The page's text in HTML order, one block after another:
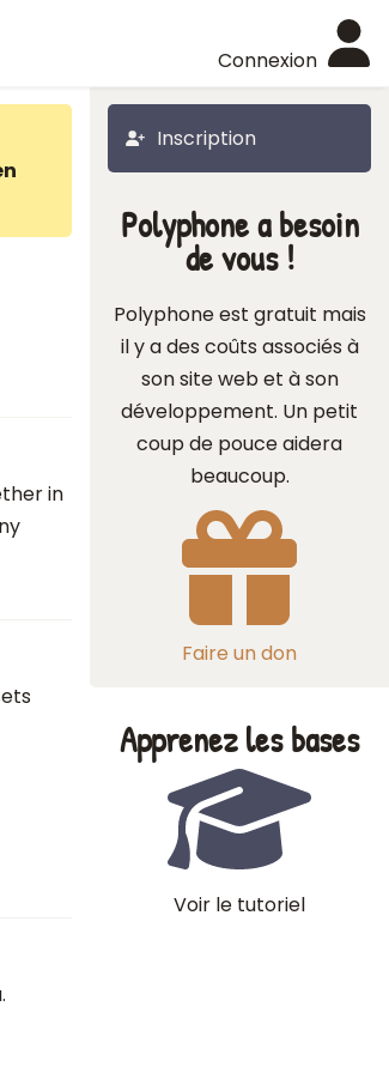
Connexion
Inscription
in
Polyphone a besoin
de vous !
Polyphone est gratuit mais
il y a des coûts associés à
son site web et à son
développement. Un petit
coup de pouce aidera
beaucoup.
Faire un don
Apprenez les bases
Voir le tutoriel